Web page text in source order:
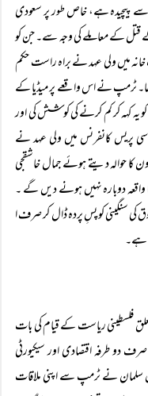
پیچیدہ ہے، خاص طور پر سعودی
قتل کے معاملے کی وجہ سے۔ جن کو
میں ولی عہد نے براہ راست حکم
ٹرمپ نے اس واقعے پر میڈیا کے
کہہ کر کم کرنے کی کوشش کی اور
پریس کانفرنس میں ولی عہد نے
حوالہ دیتے ہوئے جمال خاشقجی
واقعہ دوبارہ نہیں ہونے دیں گے ۔
کی سنگینی کو پسِ پردہ ڈال کر صرف ا
ہے۔
فلسطینی ریاست کے قیام کی بات
دو طرفہ اقتصادی اور سیکیورٹی
سلمان نے ٹرمپ سے اپنی ملاقات